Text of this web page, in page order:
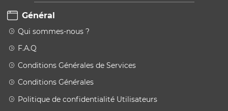
Général
Qui sommes-nous ?
F.A.Q
Conditions Générales de Services
Conditions Générales
Politique de confidentialité Utilisateurs